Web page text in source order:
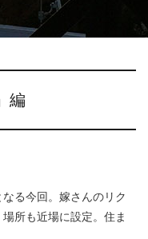
編
る今回。嫁さんのリク
所も近場に設定。住ま